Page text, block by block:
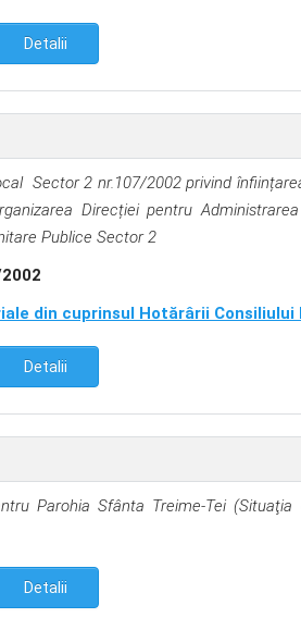
Detalii
Sector 2 nr.107/2002 privind
Direcției pentru
Publice Sector 2
din cuprinsul Hotărârii Consiliului
Detalii
Parohia Sfânta Treime-Tei
Detalii